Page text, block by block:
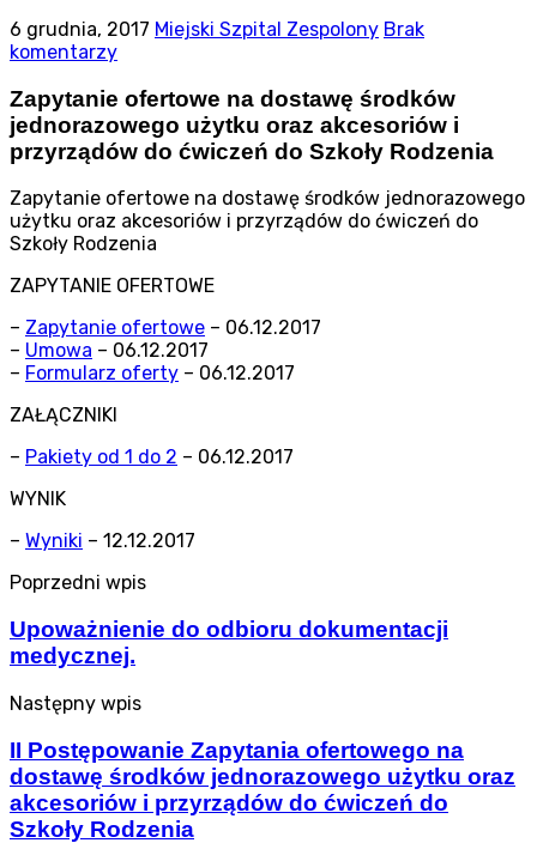
6 grudnia, 2017 Miejski Szpital Zespolony Brak
komentarzy
Zapytanie ofertowe na dostawę środków
jednorazowego użytku oraz akcesoriów i
przyrządów do ćwiczeń do Szkoły Rodzenia
Zapytanie ofertowe na dostawę środków jednorazowego
użytku oraz akcesoriów i przyrządów do ćwiczeń do
Szkoły Rodzenia
ZAPYTANIE OFERTOWE
– Zapytanie ofertowe – 06.12.2017
– Umowa – 06.12.2017
– Formularz oferty – 06.12.2017
ZAŁĄCZNIKI
– Pakiety od 1 do 2 – 06.12.2017
WYNIK
– Wyniki – 12.12.2017
Poprzedni wpis
Upoważnienie do odbioru dokumentacji
medycznej.
Następny wpis
II Postępowanie Zapytania ofertowego na
dostawę środków jednorazowego użytku oraz
akcesoriów i przyrządów do ćwiczeń do
Szkoły Rodzenia